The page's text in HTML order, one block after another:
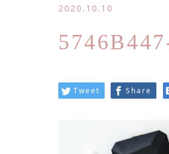
2020.10.10
Tweet Share